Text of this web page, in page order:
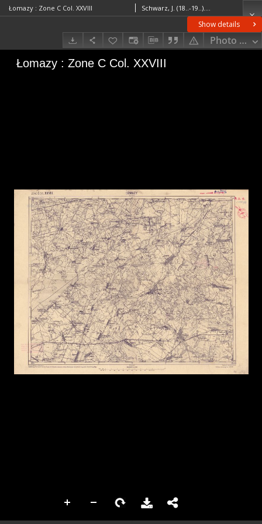
Show details
Photo
Łomazy : Zone C Col. XXVIII Schwarz, J. (18..-19..). RedaktorCocron, H. Redaktor